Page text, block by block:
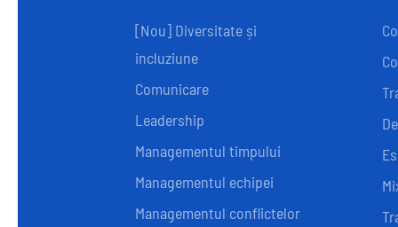
[Nou] Diversitate și
incluziune
Comunicare
Leadership
Managementul timpului
Managementul echipei
Managementul conflictelor